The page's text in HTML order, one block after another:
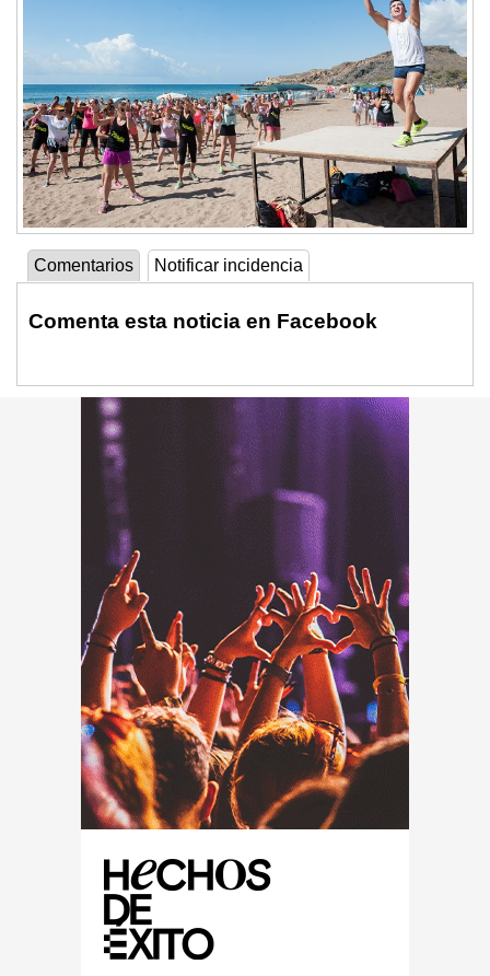
Comentarios Notificar incidencia
Comenta esta noticia en Facebook